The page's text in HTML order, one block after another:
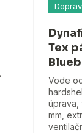
Tex
Vode
úprava,
mm,